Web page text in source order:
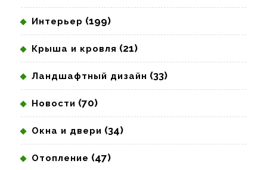
Интерьер (199)
Крыша и кровля (21)
Ландшафтный дизайн (33)
Новости (70)
Окна и двери (34)
Отопление (47)